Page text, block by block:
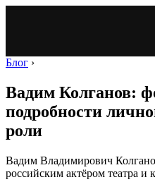
Блог ›
Вадим Колганов:
подробности
роли
Вадим Владимирович
российским актёром театра